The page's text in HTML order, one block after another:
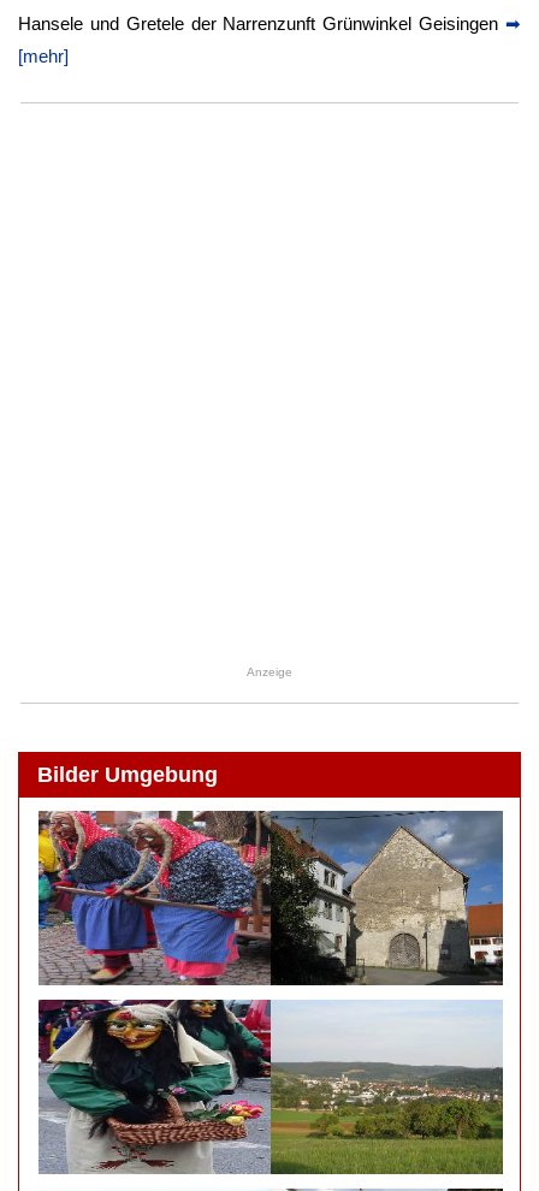
Hansele und Gretele der Narrenzunft Grünwinkel Geisingen ➡
[mehr]
Anzeige
Bilder Umgebung